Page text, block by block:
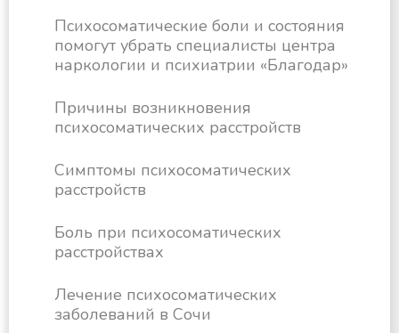
Психосоматические боли и состояния
помогут убрать специалисты центра
наркологии и психиатрии «Благодар»
Причины возникновения
психосоматических расстройств
Симптомы психосоматических
расстройств
Боль при психосоматических
расстройствах
Лечение психосоматических
заболеваний в Сочи